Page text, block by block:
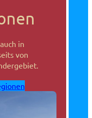
in
von